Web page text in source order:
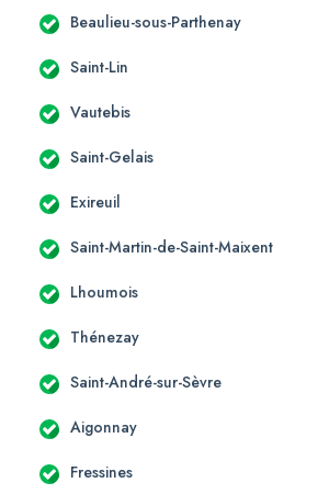
Beaulieu-sous-Parthenay
Saint-Lin
Vautebis
Saint-Gelais
Exireuil
Saint-Martin-de-Saint-Maixent
Lhoumois
Thénezay
Saint-André-sur-Sèvre
Aigonnay
Fressines